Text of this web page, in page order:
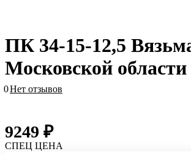
ПК 34-15-12,5
Московской области
0Нет отзывов
9249 ₽
СПЕЦ ЦЕНА